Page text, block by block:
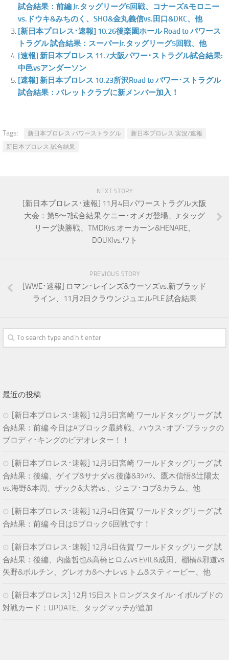
試合結果：前編 Jr.タッグリーグ6回戦、コナーズ&モロニー
vs.ドウキ&みちのく、SHO&金丸義信vs.田口&DKC、他
[新日本プロレス･速報] 10.26後楽園ホール Road to パワース
トラグル 試合結果：スーパーJr.タッグリーグ5回戦、他
[速報] 新日本プロレス 11.7大阪パワー･ストラグル試合結果:
中邑vsアンダーソン
[速報] 新日本プロレス 10.23所沢Road to パワー･ストラグル
試合結果：バレットクラブに新メンバー加入！
Tags: 新日本プロレス パワーストラグル
新日本プロレス 実況/速報
新日本プロレス 試合結果
NEXT STORY
[新日本プロレス･速報] 11月4日パワーストラグル大阪
大会：第5〜7試合結果 ケニー･オメガ登場、Jr.タッグ
リーグ決勝戦、TMDKvs.オーカーン&HENARE、
DOUKIvs.ワト
PREVIOUS STORY
[WWE･速報] ロマン･レインズ&ウーソズvs.新ブラッド
ライン、11月2日クラウンジュエルPLE 試合結果
最近の投稿
[新日本プロレス･速報] 12月5日宮崎 ワールドタッグリーグ 試
合結果：前編 今日はAブロック最終戦、ハウス･オブ･ブラックの
ブロディ･キングのビデオレター！！
[新日本プロレス･速報] 12月5日宮崎 ワールドタッグリーグ 試
合結果：後編、ゲイブ&サナダvs.後藤&ﾖｼﾊｼ、鷹木信悟&辻陽太
vs.海野&本間、ザック&大岩vs.、ジェフ･コブ&カラム、他
[新日本プロレス･速報] 12月4日佐賀 ワールドタッグリーグ 試
合結果：前編 今日はBブロック6回戦です！
[新日本プロレス･速報] 12月4日佐賀 ワールドタッグリーグ 試
合結果：後編、内藤哲也&高橋ヒロムvs.EVIL&成田、棚橋&邪道vs.
矢野&ボルチン、グレオカ&ヘナレvs.トム&スティービー、他
[新日本プロレス] 12月15日ストロングスタイル･イボルブドの
対戦カード：UPDATE、タッグマッチが追加